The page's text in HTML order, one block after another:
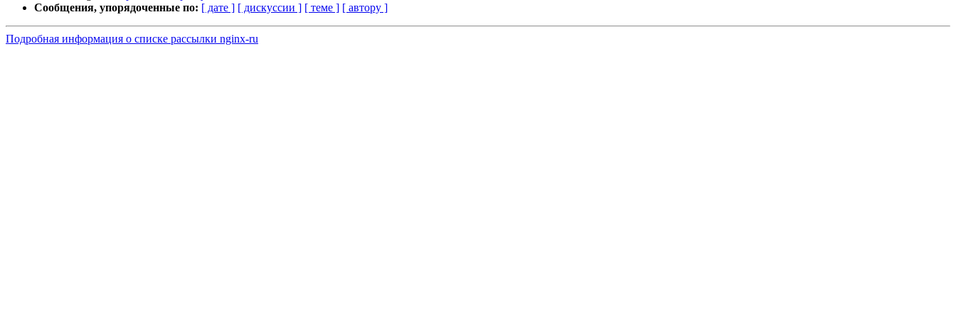
Сообщения, упорядоченные по: [ дате ] [ дискуссии ] [ теме ] [ автору ]
Подробная информация о списке рассылки nginx-ru